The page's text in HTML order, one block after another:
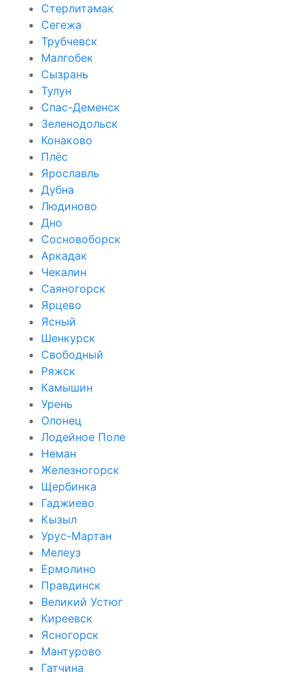
Стерлитамак
Сегежа
Трубчевск
Малгобек
Сызрань
Тулун
Спас-Деменск
Зеленодольск
Конаково
Плёс
Ярославль
Дубна
Людиново
Дно
Сосновоборск
Аркадак
Чекалин
Саяногорск
Ярцево
Ясный
Шенкурск
Свободный
Ряжск
Камышин
Урень
Олонец
Лодейное Поле
Неман
Железногорск
Щербинка
Гаджиево
Кызыл
Урус-Мартан
Мелеуз
Ермолино
Правдинск
Великий Устюг
Киреевск
Ясногорск
Мантурово
Гатчина